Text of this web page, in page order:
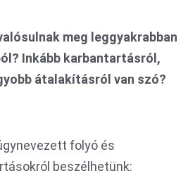
meg leggyakrabban
Inkább karbantartásról,
átalakításról van szó?
folyó és
beszélhetünk: